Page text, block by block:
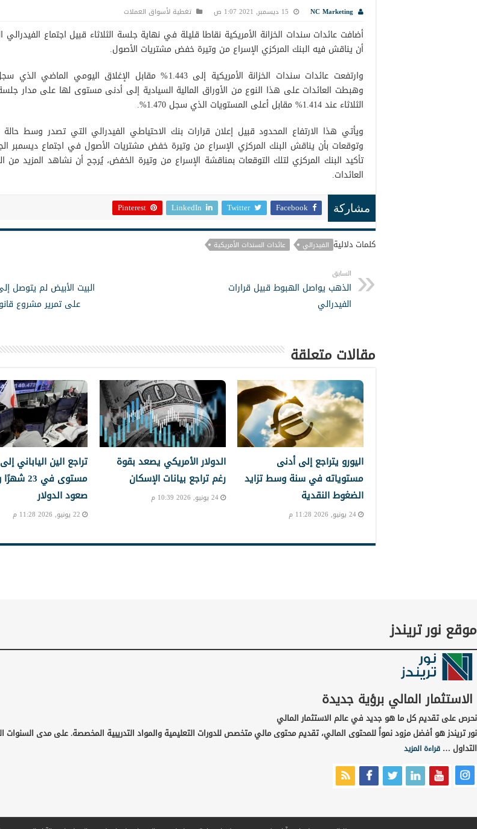
NC Marketing 15 ديسمبر, 2021 1:07 ص تغطية لأسواق العملات
أضافت عائدات سندات الخزانة الأمريكية نقاطا قليلة في نهاية جلسة الثلاثاء قبيل اجتماع
أن يناقش فيه البنك المركزي الإسراع من وتيرة خفض مشتريات الأصول.
وهبطت العائدات على هذا النوع من الأوراق المالية السيادية إلى أدنى مستوى لها على مدار جلسة
الثلاثاء عند 1.414% مقابل أعلى المستويات الذي سجل 1.470%.
ويأتي هذا الارتفاع المحدود قبيل إعلان قرارات بنك الاحتياطي الفيدرالي التي تصدر وسط
وتوقعات بأن يناقش البنك المركزي الإسراع من وتيرة خفض مشتريات الأصول في اجتماع ديسمبر
تأكيد البنك المركزي لتلك التوقعات بمناقشة الإسراع من وتيرة الخفض، يُرجح أن نشاهد المزيد
العائدات.
مشاركة Facebook
Twitter
LinkedIn
Pinterest
كلمات دلالية الفيدرالي عائدات السندات الأمريكية
السابق
الذهب يواصل الهبوط قبيل قرارات
الفيدرالي
البيت الأبيض لم يتوصل
على تمرير مشروع
مقالات متعلقة
اليورو يتراجع إلى أدنى
مستوياته في سنة وسط تزايد
الضغوط النقدية
24 يونيو, 2026 11:28 م
الدولار الأمريكي يصعد بقوة
رغم تراجع بيانات الإسكان
24 يونيو, 2026 10:39 م
تراجع الين الياباني
مستوى في
صعود الدولار
22 يونيو, 2026 11:28 م
موقع نور تريندز
الاستثمار المالي برؤية جديدة
نحرص على تقديم كل ما هو جديد في عالم الاستثمار المالي
نور تريندز هو أفضل مزود نمواً للمحتوى المالي، تقديم محتوى مالي متخصص للدورات التعليمية والمواد التدريبية المخصصة. على مدى
التداول … قراءة المزيد